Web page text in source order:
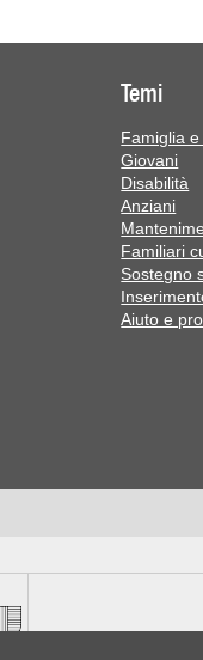
Temi
Famiglia e
Giovani
Disabilità
Anziani
Familiari
Sostegno
Aiuto e